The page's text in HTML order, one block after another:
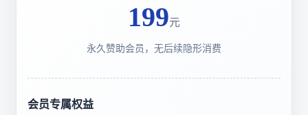
199元
永久赞助会员，无后续隐形消费
会员专属权益